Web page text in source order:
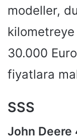
modeller,
kilometreye
30.000
fiyatlara
SSS
John Deere